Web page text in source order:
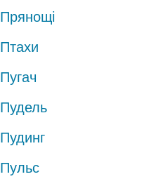
Прянощі
Птахи
Пугач
Пудель
Пудинг
Пульс